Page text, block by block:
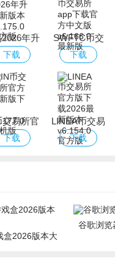
2026年升
新版本
下载
SWFTC币交
易所app下载
官方中文版
下载
交易所官
新版下载
下载
LINEA币交易
所官方版下载
下载
盒2026版本大
谷歌浏览